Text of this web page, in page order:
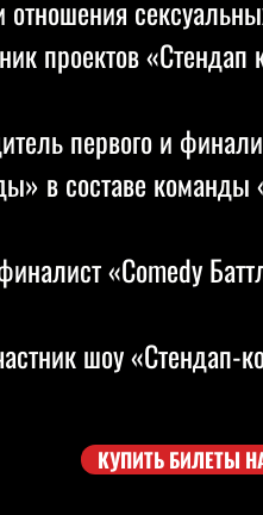
проектов
первого и
в составе
«Comedy
шоу «Стендап-
КУПИТЬ БИЛЕТЫ